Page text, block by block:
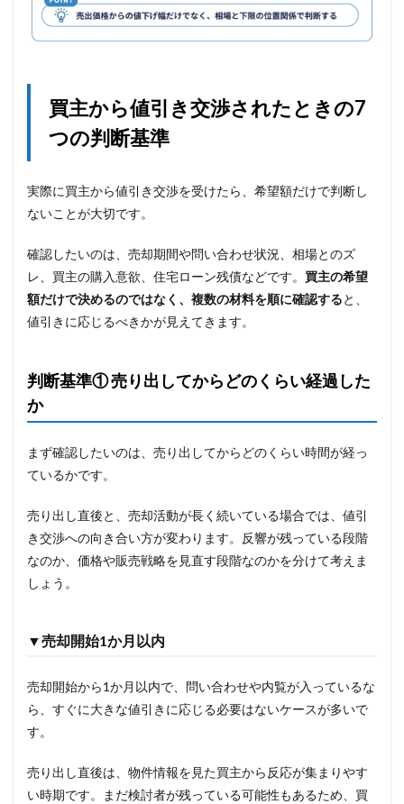
買主から値引き交渉されたときの7
つの判断基準
実際に買主から値引き交渉を受けたら、希望額だけで判断し
ないことが大切です。
確認したいのは、売却期間や問い合わせ状況、相場とのズ
レ、買主の購入意欲、住宅ローン残債などです。 買主の希望
額だけで決めるのではなく、複数の材料を順に確認すると、
値引きに応じるべきかが見えてきます。
判断基準① 売り出してからどのくらい経過した
か
まず確認したいのは、売り出してからどのくらい時間が経っ
ているかです。
売り出し直後と、売却活動が長く続いている場合では、値引
き交渉への向き合い方が変わります。反響が残っている段階
なのか、価格や販売戦略を見直す段階なのかを分けて考えま
しょう。
▼売却開始1か月以内
売却開始から1か月以内で、問い合わせや内覧が入っているな
ら、すぐに大きな値引きに応じる必要はないケースが多いで
す。
売り出し直後は、物件情報を見た買主から反応が集まりやす
い時期です。まだ検討者が残っている可能性もあるため、買